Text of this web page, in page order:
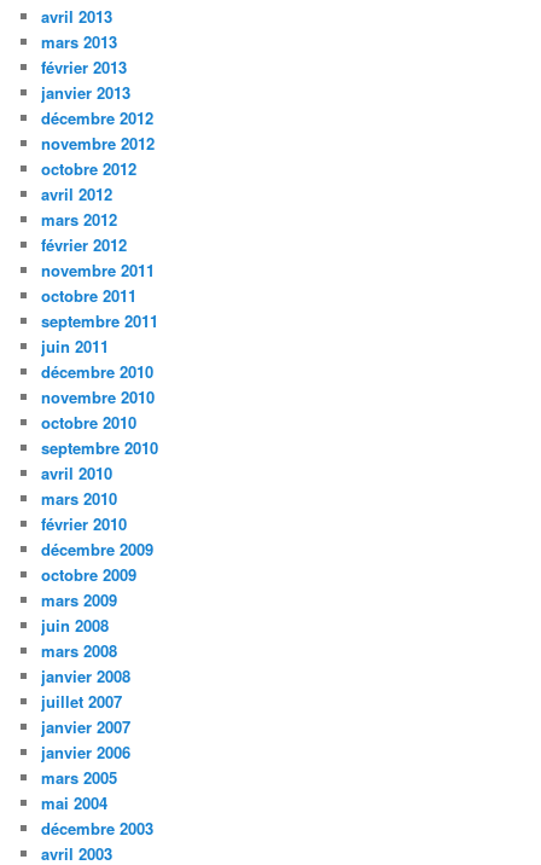
avril 2013
mars 2013
février 2013
janvier 2013
décembre 2012
novembre 2012
octobre 2012
avril 2012
mars 2012
février 2012
novembre 2011
octobre 2011
septembre 2011
juin 2011
décembre 2010
novembre 2010
octobre 2010
septembre 2010
avril 2010
mars 2010
février 2010
décembre 2009
octobre 2009
mars 2009
juin 2008
mars 2008
janvier 2008
juillet 2007
janvier 2007
janvier 2006
mars 2005
mai 2004
décembre 2003
avril 2003